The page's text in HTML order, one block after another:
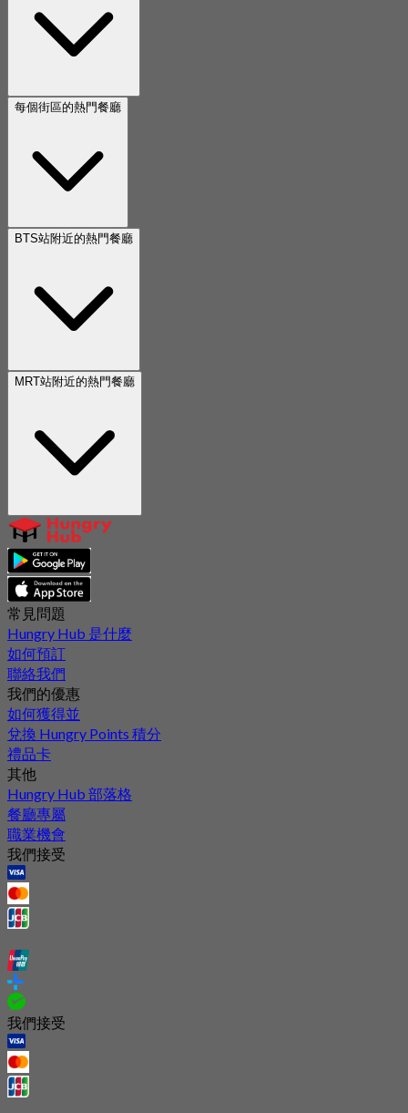
每個街區的熱門餐廳
BTS站附近的熱門餐廳
MRT站附近的熱門餐廳
常見問題
Hungry Hub 是什麼
如何預訂
聯絡我們
我們的優惠
如何獲得並
兌換 Hungry Points 積分
禮品卡
其他
Hungry Hub 部落格
餐廳專屬
職業機會
我們接受
我們接受